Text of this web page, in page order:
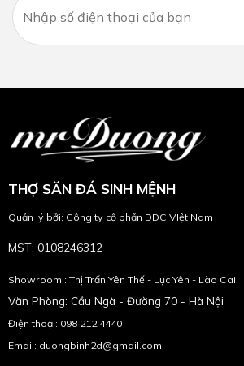
THỢ SĂN ĐÁ SINH MỆNH
Quản lý bởi: Công ty cổ phần DDC VIệt Nam
MST: 0108246312
Showroom : Thị Trấn Yên Thế - Lục Yên - Lào Cai
Văn Phòng: Cầu Ngà - Đường 70 - Hà Nội
Điện thoại: 098 212 4440
Email: duongbinh2d@gmail.com